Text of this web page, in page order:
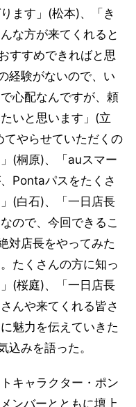
ます」(松本)、「き
な方が来てくれると
すすめできればと思
経験がないので、い
心配なんですが、頼
いと思います」(立
やらせていただくの
(桐原)、「auスマー
Pontaパスをたくさ
(白石)、「一日店長
ので、今回できるこ
対店長をやってみた
たくさんの方に知っ
(桜庭)、「一日店長
んや来てくれる皆さ
魅力を伝えていきた
込みを語った。
キャラクター・ポン
ンバーとともに壇上